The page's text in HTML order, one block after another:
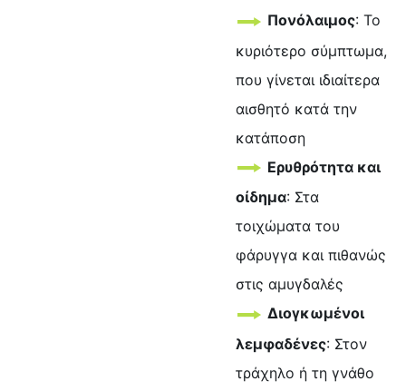
Πονόλαιμος: Το
κυριότερο σύμπτωμα,
που γίνεται ιδιαίτερα
αισθητό κατά την
κατάποση
Ερυθρότητα και
οίδημα: Στα
τοιχώματα του
φάρυγγα και πιθανώς
στις αμυγδαλές
Διογκωμένοι
λεμφαδένες: Στον
τράχηλο ή τη γνάθο